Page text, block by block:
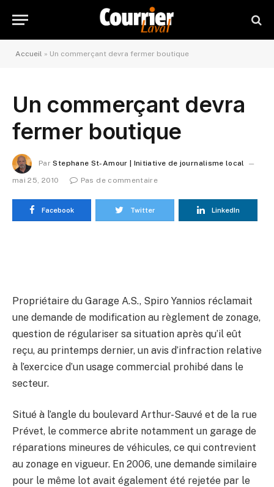
Accueil » Un commerçant devra fermer boutique
Un commerçant devra
fermer boutique
Par Stephane St-Amour | Initiative de journalisme local
mai 25, 2010
Pas de commentaire
Facebook Twitter LinkedIn
Propriétaire du Garage A.S., Spiro Yannios réclamait
une demande de modification au règlement de zonage,
question de régulariser sa situation après qu’il eût
reçu, au printemps dernier, un avis d’infraction relative
à l’exercice d’un usage commercial prohibé dans le
secteur.
Situé à l’angle du boulevard Arthur-Sauvé et de la rue
Prévet, le commerce abrite notamment un garage de
réparations mineures de véhicules, ce qui contrevient
au zonage en vigueur. En 2006, une demande similaire
pour le même lot avait également été rejetée par le